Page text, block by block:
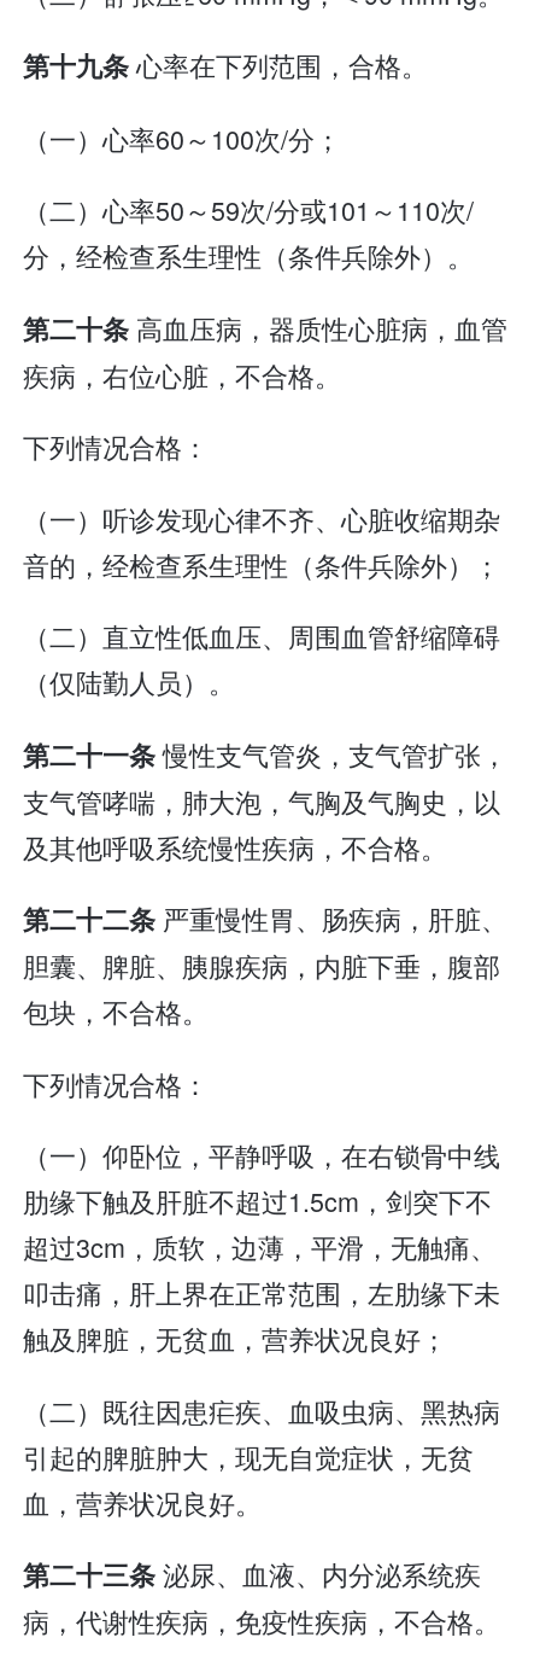
第十九条心率在下列范围，合格。
（一）心率60～100次/分；
（二）心率50～59次/分或101～110次/
分，经检查系生理性（条件兵除外）。
第二十条 高血压病，器质性心脏病，血管
疾病，右位心脏，不合格。
下列情况合格：
（一）听诊发现心律不齐、心脏收缩期杂
音的，经检查系生理性（条件兵除外）；
（二）直立性低血压、周围血管舒缩障碍
（仅陆勤人员）。
第二十一条慢性支气管炎，支气管扩张，
支气管哮喘，肺大泡，气胸及气胸史，以
及其他呼吸系统慢性疾病，不合格。
第二十二条 严重慢性胃、肠疾病，肝脏、
胆囊、脾脏、胰腺疾病，内脏下垂，腹部
包块，不合格。
下列情况合格：
（一）仰卧位，平静呼吸，在右锁骨中线
肋缘下触及肝脏不超过1.5cm，剑突下不
超过3cm，质软，边薄，平滑，无触痛、
叩击痛，肝上界在正常范围，左肋缘下未
触及脾脏，无贫血，营养状况良好；
（二）既往因患疟疾、血吸虫病、黑热病
引起的脾脏肿大，现无自觉症状，无贫
血，营养状况良好。
第二十三条泌尿、血液、内分泌系统疾
病，代谢性疾病，免疫性疾病，不合格。